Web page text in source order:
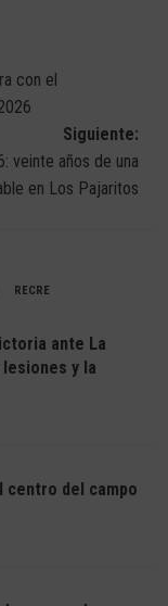
con el
Siguiente:
veinte años de una
en Los Pajaritos
RECRE
ante La
y la
centro del campo